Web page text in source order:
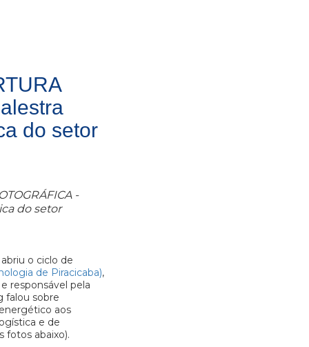
do setor
-
do setor
o ciclo de
de Piracicaba),
responsável pela
falou sobre
aos
e de
fotos abaixo).